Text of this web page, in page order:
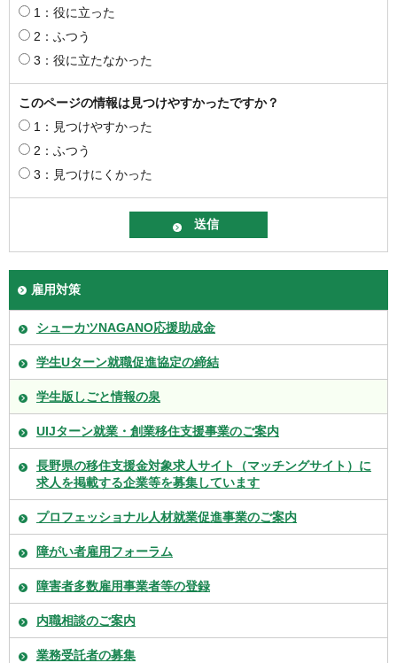
1：役に立った
2：ふつう
3：役に立たなかった
このページの情報は見つけやすかったですか？
1：見つけやすかった
2：ふつう
3：見つけにくかった
雇用対策
シューカツNAGANO応援助成金
学生Uターン就職促進協定の締結
学生版しごと情報の泉
UIJターン就業・創業移住支援事業のご案内
長野県の移住支援金対象求人サイト（マッチングサイト）に
求人を掲載する企業等を募集しています
プロフェッショナル人材就業促進事業のご案内
障がい者雇用フォーラム
障害者多数雇用事業者等の登録
内職相談のご案内
業務受託者の募集